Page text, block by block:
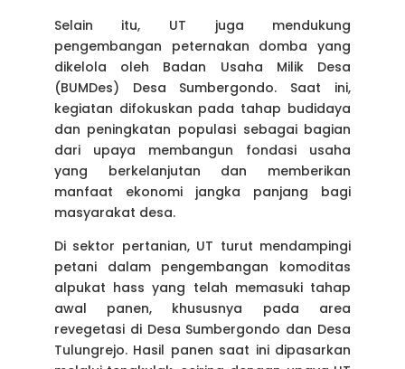
Selain itu, UT juga mendukung
pengembangan peternakan domba yang
dikelola oleh Badan Usaha Milik Desa
(BUMDes) Desa Sumbergondo. Saat ini,
kegiatan difokuskan pada tahap budidaya
dan peningkatan populasi sebagai bagian
dari upaya membangun fondasi usaha
yang berkelanjutan dan memberikan
manfaat ekonomi jangka panjang bagi
masyarakat desa.
Di sektor pertanian, UT turut mendampingi
petani dalam pengembangan komoditas
alpukat hass yang telah memasuki tahap
awal panen, khususnya pada area
revegetasi di Desa Sumbergondo dan Desa
Tulungrejo. Hasil panen saat ini dipasarkan